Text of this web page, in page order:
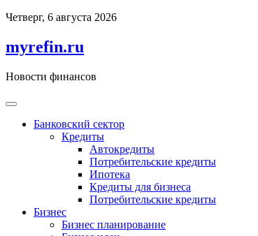
Перейти
содержимому
Четверг, 6 августа 2026
myrefin.ru
Новости финансов
Банковский сектор
Кредиты
Автокредиты
Потребительские кредиты
Ипотека
Кредиты для бизнеса
Потребительские кредиты
Бизнес
Бизнес планирование